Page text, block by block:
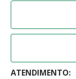
ATENDIMENTO: